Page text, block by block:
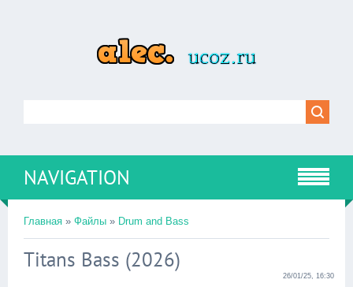
NAVIGATION
Главная » Файлы » Drum and Bass
Titans Bass (2026)
26/01/25, 16:30